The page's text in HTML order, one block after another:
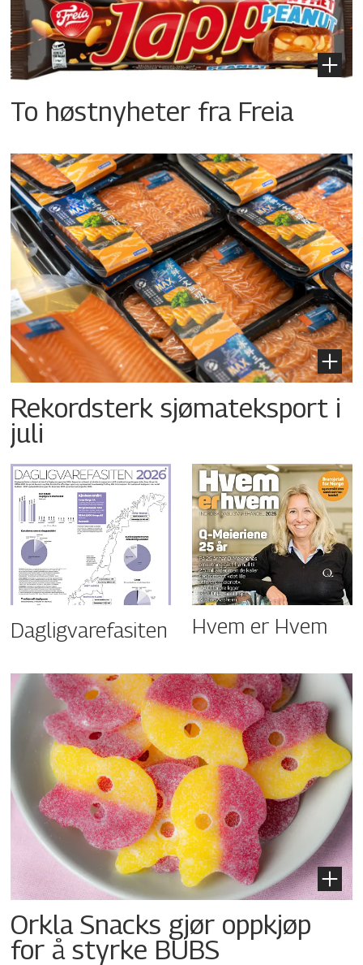
To høstnyheter fra Freia
Rekordsterk sjømateksport i
juli
Dagligvarefasiten Hvem er Hvem
Orkla Snacks gjør oppkjøp
for å styrke BUBS